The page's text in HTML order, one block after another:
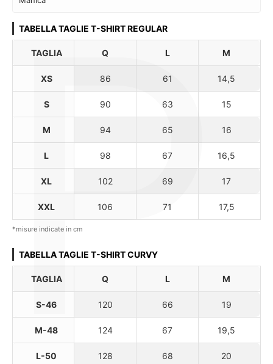
P
TABELLA TAGLIE T-SHIRT REGULAR
TAGLIA Q L M
XS 86 61 14,5
S 90 63 15
M 94 65 16
L 98 67 16,5
XL 102 69 17
XXL 106 71 17,5
*misure indicate in cm
TABELLA TAGLIE T-SHIRT CURVY
TAGLIA Q L M
S-46 120 66 19
M-48 124 67 19,5
L-50 128 68 20